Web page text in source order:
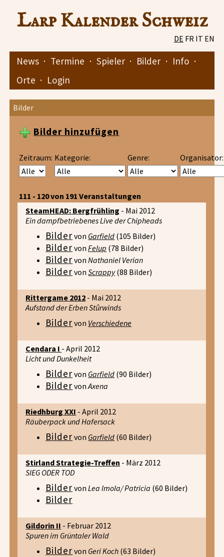
Larp Kalender Schweiz
DE FR IT EN
News · Termine · Spieler · Bilder · Info ·
Orte · Login
Bilder
Bilder hinzufügen
Zeitraum: Kategorie: Genre: Organisator:
111 - 120 von 191 Veranstaltungen
SteamHEAD: Bergfrühling - Mai 2012
Ein dampfbetriebenes Live der Chipheads
Bildervon Garfield (105 Bilder)
BildervonFelup (78 Bilder)
BildervonNathaniel Verian
BildervonScrappy(88 Bilder)
Rittergame 2012 - Mai 2012
Aufstand der Erben Stûrwinds
Bildervon Verschiedene
Cendara I - April 2012
Licht und Dunkelheit
Bildervon Garfield (90 Bilder)
BildervonAxena
Riedhburg XXI - April 2012
Räuberpack und Hafersack
Bildervon Garfield (60 Bilder)
Stirland Strategie-Treffen - März 2012
SIEG ODER TOD
BildervonLea Imola/ Patricia (60 Bilder)
Bilder
Gildorin II - Februar 2012
Spuren im Grüntaler Wald
Bildervon Geri Koch (63 Bilder)